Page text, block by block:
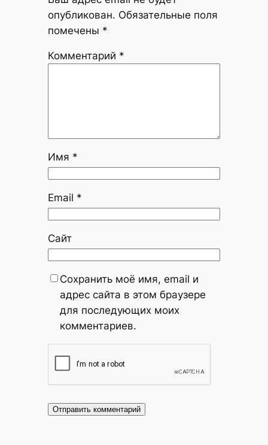
опубликован. Обязательные поля
помечены *
Комментарий *
Имя *
Email *
Сайт
Сохранить моё имя, email и
адрес сайта в этом браузере
для последующих моих
комментариев.